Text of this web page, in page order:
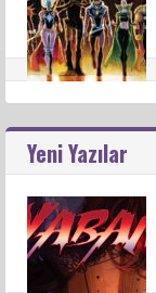
Yeni Yazılar